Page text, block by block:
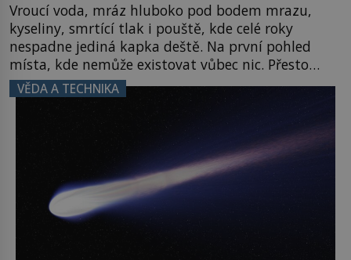
Vroucí voda, mráz hluboko pod bodem mrazu,
kyseliny, smrtící tlak i pouště, kde celé roky
nespadne jediná kapka deště. Na první pohled
místa, kde nemůže existovat vůbec nic. Přesto
právě tady vědci objevují organismy, které
posouvají hranice života. Každý nový nález mění
napovídá, kde bychom jednou […]
VĚDA A TECHNIKA